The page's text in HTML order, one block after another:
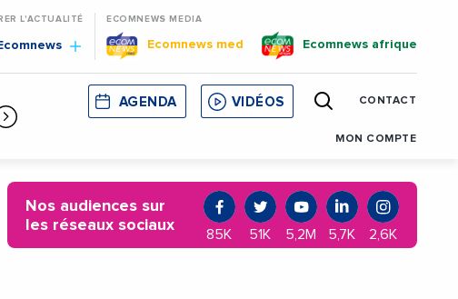
L'ACTUALITÉ ECOMNEWS MEDIA
Ecomnews med Ecomnews afrique
CORSE MONACO CATALOGNE
AGENDA VIDÉOS CONTACT
MON COMPTE
Nos audiences sur
les réseaux sociaux
85K 51K 5,2M 5,7K 2,6K